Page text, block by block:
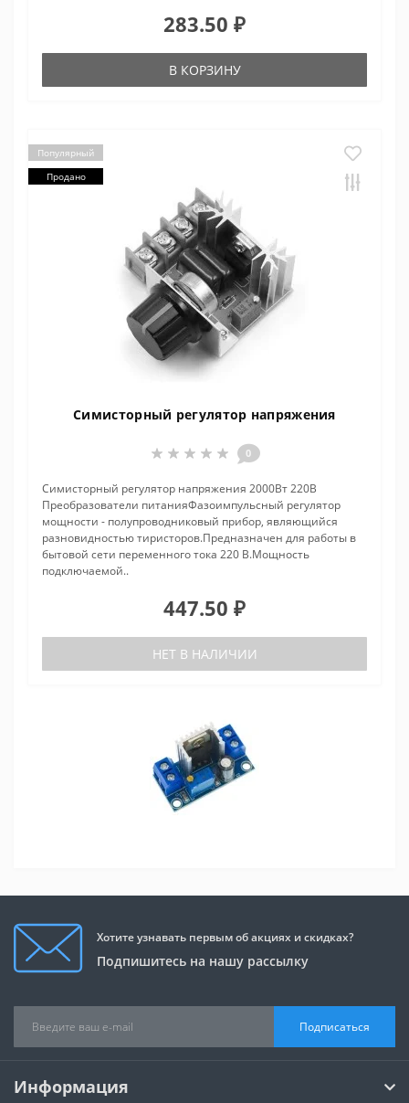
283.50 ₽
В КОРЗИНУ
Популярный
Продано
Симисторный регулятор напряжения
0
Симисторный регулятор напряжения 2000Вт 220В
Преобразователи питанияФазоимпульсный регулятор
мощности - полупроводниковый прибор, являющийся
разновидностью тиристоров.Предназначен для работы в
бытовой сети переменного тока 220 В.Мощность
подключаемой..
447.50 ₽
НЕТ В НАЛИЧИИ
Хотите узнавать первым об акциях и скидках?
Подпишитесь на нашу рассылку
Подписаться
Информация